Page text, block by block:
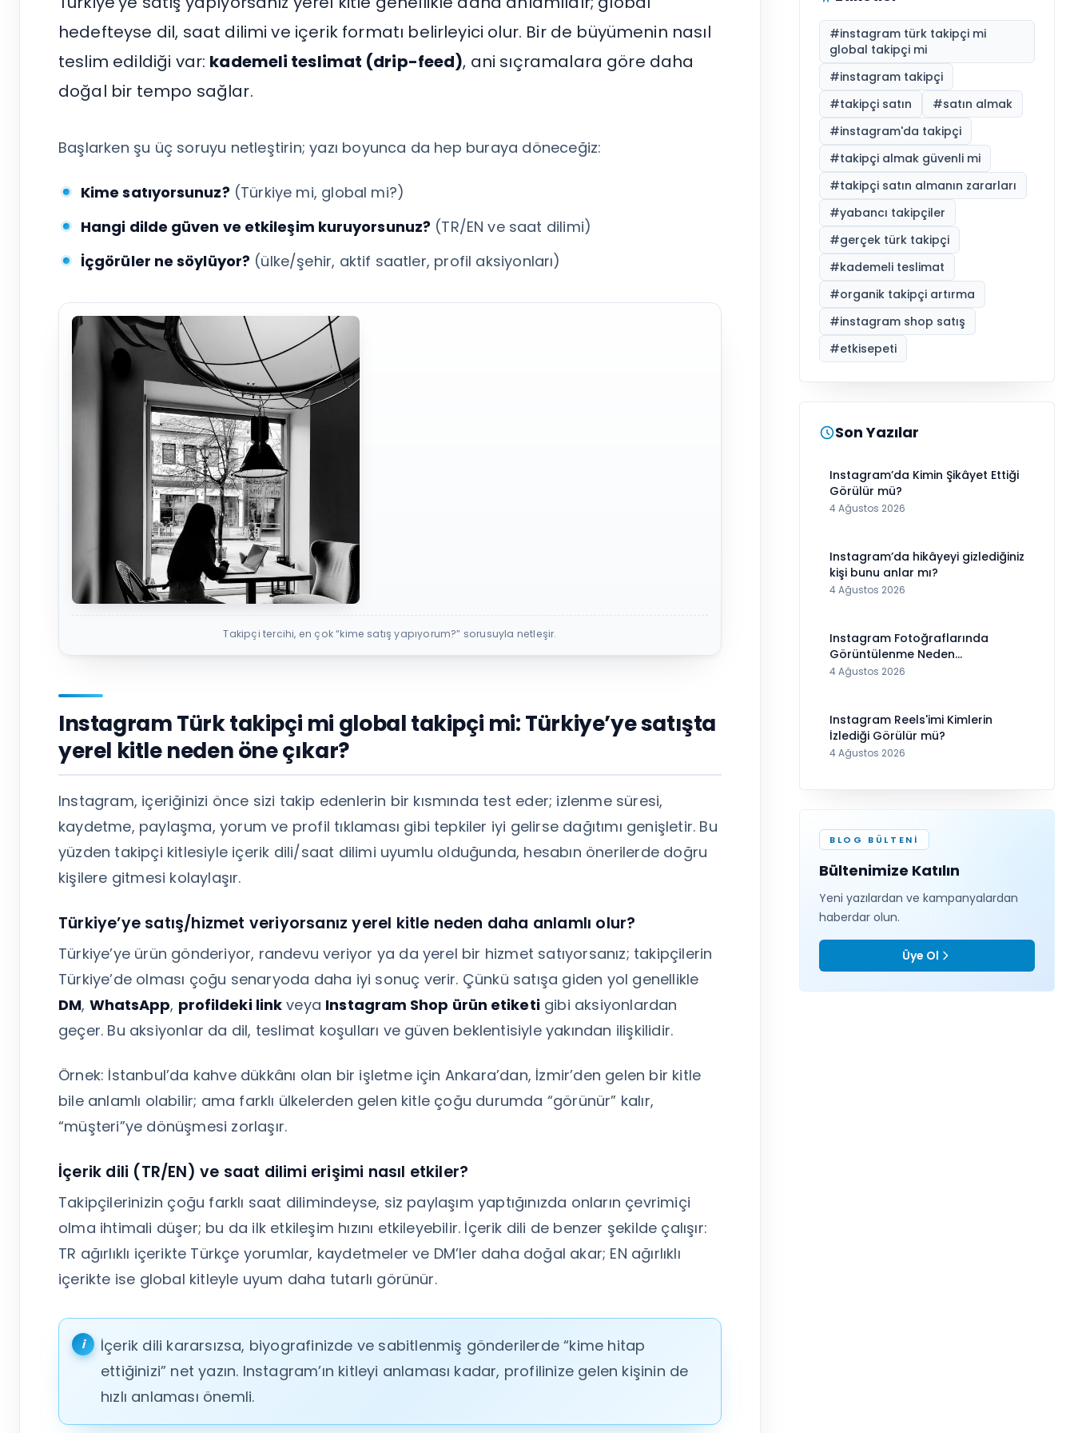
hedefteyse dil, saat dilimi ve içerik formatı belirleyici olur. Bir de büyümenin nasıl
teslim edildiği var: kademeli teslimat (drip-feed), ani sıçramalara göre daha
doğal bir tempo sağlar.
Başlarken şu üç soruyu netleştirin; yazı boyunca da hep buraya döneceğiz:
Kime satıyorsunuz? (Türkiye mi, global mi?)
Hangi dilde güven ve etkileşim kuruyorsunuz? (TR/EN ve saat dilimi)
İçgörüler ne söylüyor? (ülke/şehir, aktif saatler, profil aksiyonları)
Takipçi tercihi, en çok “kime satış yapıyorum?” sorusuyla netleşir.
Instagram Türk takipçi mi global takipçi mi: Türkiye’ye satışta
yerel kitle neden öne çıkar?
Instagram, içeriğinizi önce sizi takip edenlerin bir kısmında test eder; izlenme süresi,
kaydetme, paylaşma, yorum ve profil tıklaması gibi tepkiler iyi gelirse dağıtımı genişletir. Bu
yüzden takipçi kitlesiyle içerik dili/saat dilimi uyumlu olduğunda, hesabın önerilerde doğru
kişilere gitmesi kolaylaşır.
Türkiye’ye satış/hizmet veriyorsanız yerel kitle neden daha anlamlı olur?
Türkiye’ye ürün gönderiyor, randevu veriyor ya da yerel bir hizmet satıyorsanız; takipçilerin
Türkiye’de olması çoğu senaryoda daha iyi sonuç verir. Çünkü satışa giden yol genellikle
DM, WhatsApp, profildeki link veya Instagram Shop ürün etiketigibi aksiyonlardan
geçer. Bu aksiyonlar da dil, teslimat koşulları ve güven beklentisiyle yakından ilişkilidir.
Örnek: İstanbul’da kahve dükkânı olan bir işletme için Ankara’dan, İzmir’den gelen bir kitle
bile anlamlı olabilir; ama farklı ülkelerden gelen kitle çoğu durumda “görünür” kalır,
“müşteri”ye dönüşmesi zorlaşır.
İçerik dili (TR/EN) ve saat dilimi erişimi nasıl etkiler?
Takipçilerinizin çoğu farklı saat dilimindeyse, siz paylaşım yaptığınızda onların çevrimiçi
olma ihtimali düşer; bu da ilk etkileşim hızını etkileyebilir. İçerik dili de benzer şekilde çalışır:
TR ağırlıklı içerikte Türkçe yorumlar, kaydetmeler ve DM’ler daha doğal akar; EN ağırlıklı
içerikte ise global kitleyle uyum daha tutarlı görünür.
İçerik dili kararsızsa, biyografinizde ve sabitlenmiş gönderilerde “kime hitap
ettiğinizi” net yazın. Instagram’ın kitleyi anlaması kadar, profilinize gelen kişinin de
hızlı anlaması önemli.
#instagram türk takipçi mi
global takipçi mi
#instagram takipçi
#takipçi satın #satın almak
#instagram'da takipçi
#takipçi almak güvenli mi
#takipçi satın almanın zararları
#yabancı takipçiler
#gerçek türk takipçi
#kademeli teslimat
#organik takipçi artırma
#instagram shop satış
#etkisepeti
Son Yazılar
Instagram’da Kimin Şikâyet Ettiği
Görülür mü?
4 Ağustos 2026
Instagram’da hikâyeyi gizlediğiniz
kişi bunu anlar mı?
4 Ağustos 2026
Instagram Fotoğraflarında
Görüntülenme Neden
Görünmüyor?
4 Ağustos 2026
Instagram Reels'imi Kimlerin
İzlediği Görülür mü?
4 Ağustos 2026
BLOG BÜLTENI
Bültenimize Katılın
Yeni yazılardan ve kampanyalardan
haberdar olun.
Üye Ol